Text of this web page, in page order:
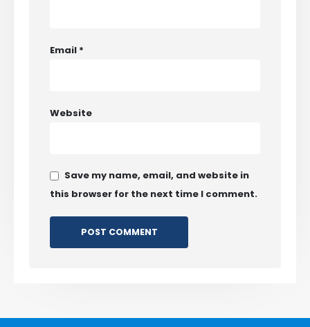
Email *
Website
Save my name, email, and website in
this browser for the next time I comment.